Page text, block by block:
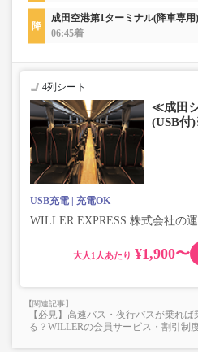
成田空港第1ターミナル(降車専用)
06:45着
4列シート
≪成田
(USB付
USB充電 充電OK
WILLER EXPRESS 株式会社の運
大人 ¥1,900〜
【必見】高速バス・夜行バスが乗れ
る？WILLERの会員サービス・割引制